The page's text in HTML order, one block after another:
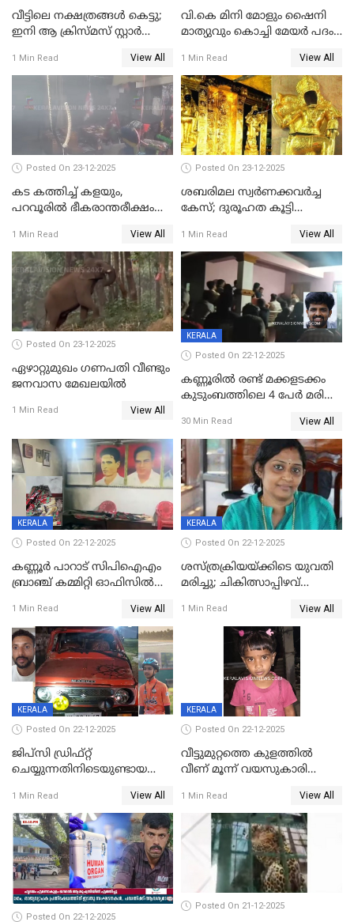
വീട്ടിലെ നക്ഷത്രങ്ങൾ കെട്ടു;
ഇനി ആ ക്രിസ്മസ് സ്റ്റാർ
വേണ്ടിയുള്ള
പിടിവലിക്കിടയിൽ
അപ്പൂപ്പനെതിരെ പോക്സോ
കേസ് ഒടുവിൽ 4 ജീവനുകൾ
പൊലിഞ്ഞു
1 Min Read View All
വി.കെ മിനി മോളും ഷൈനി
മാത്യുവും കൊച്ചി മേയർ പദം
മേയറാകില്ല
1 Min Read View All
Posted On 23-12-2025
കട കത്തിച്ച് കളയും,
പറവൂരില്‍ ഭീകരാന്തരീക്ഷം
1 Min Read View All
Posted On 23-12-2025
ശബരിമല സ്വര്‍ണക്കവര്‍ച്ച
കേസ്; ദുരൂഹത കൂട്ടി
1 Min Read View All
Posted On 23-12-2025
ഏഴാറ്റുമുഖം ഗണപതി വീണ്ടും
ജനവാസ മേഖലയിൽ
1 Min Read View All
KERALA
Posted On 22-12-2025
കണ്ണൂരിൽ രണ്ട് മക്കളടക്കം
കുടുംബത്തിലെ 4 പേർ മരിച്ച
30 Min Read View All
KERALA
Posted On 22-12-2025
കണ്ണൂർ പാറാട് സിപിഐഎം
ബ്രാഞ്ച് കമ്മിറ്റി ഓഫിസിൽ
ചിത്രങ്ങളടക്കം കത്തിയ
നിലയിൽ
1 Min Read View All
KERALA
Posted On 22-12-2025
ശസ്ത്രക്രിയയ്‌ക്കിടെ യുവതി
മരിച്ചു; ചികിത്സാപ്പിഴവ്
സംഭവം മാവേലിക്കരയിൽ
1 Min Read View All
KERALA
Posted On 22-12-2025
ജിപ്സി ഡ്രിഫ്റ്റ്
ചെയ്യുന്നതിനിടെയുണ്ടായ
ദാരുണാന്ത്യം; ജീപ്സി
ഓടിച്ചയാൾ അറസ്റ്റിൽ.
1 Min Read View All
KERALA
Posted On 22-12-2025
വീട്ടുമുറ്റത്തെ കുളത്തിൽ
വീണ് മൂന്ന് വയസുകാരി
1 Min Read View All
Posted On 22-12-2025
Posted On 21-12-2025